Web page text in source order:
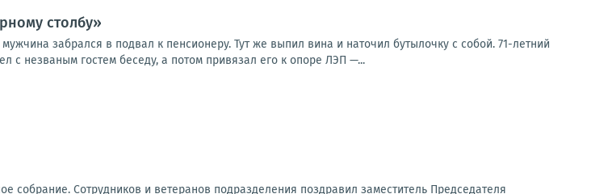
столбу»
забрался в подвал к пенсионеру. Тут же выпил вина и наточил бутылочку с собой. 71-летний
с незваным гостем беседу, а потом привязал его к опоре ЛЭП —...
собрание. Сотрудников и ветеранов подразделения поздравил заместитель Председателя